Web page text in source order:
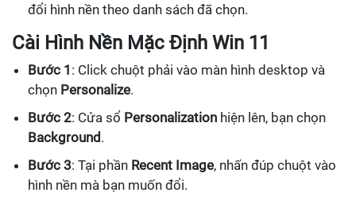
đổi hình nền theo danh sách đã chọn.
Cài Hình Nền Mặc Định Win 11
Bước 1 : Click chuột phải vào màn hình desktop và
chọn Personalize.
Bước 2: Cửa sổ Personalization hiện lên, bạn chọn
Background.
Bước 3: Tại phần Recent Image, nhấn đúp chuột vào
hình nền mà bạn muốn đổi.